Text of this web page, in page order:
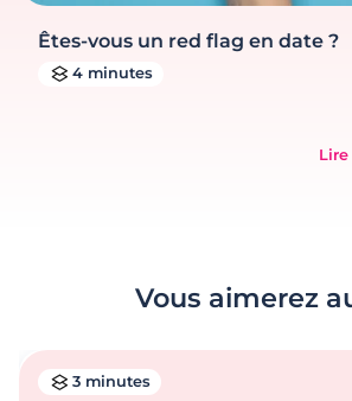
Êtes-vous un red flag en date ?
4 minutes
Vous aimerez
3 minutes